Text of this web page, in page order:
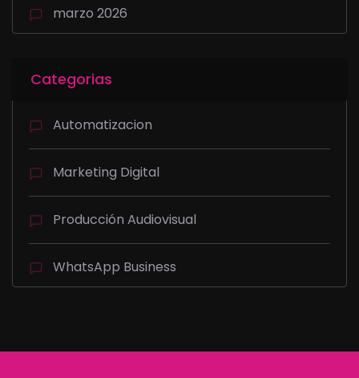
marzo 2026
Categorias
Automatizacion
Marketing Digital
Producción Audiovisual
WhatsApp Business